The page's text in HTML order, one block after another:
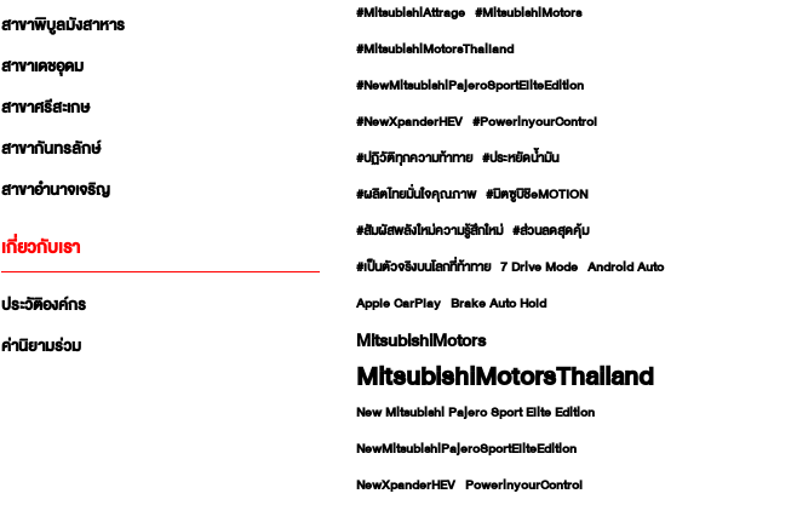
สาขาพิบูลมังสาหาร
สาขาเดชอุดม
สาขาศรีสะเกษ
สาขากันทรลักษ์
สาขาอำนาจเจริญ
เกี่ยวกับเรา
ประวัติองค์กร
ค่านิยามร่วม
#MitsubishiAttrage #MitsubishiMotors
#MitsubishiMotorsThailand
#NewMitsubishiPajeroSportEliteEdition
#NewXpanderHEV #PowerinyourControl
#ปฏิวัติทุกความท้าทาย #ประหยัดน้ำมัน
#ผลิตไทยมั่นใจคุณภาพ #มิตซูบิชิeMOTION
#สัมผัสพลังใหม่ความรู้สึกใหม่ #ส่วนลดสุดคุ้ม
#เป็นตัวจริงบนโลกที่ท้าทาย 7 Drive Mode Android Auto
Apple CarPlay Brake Auto Hold
MitsubishiMotors
MitsubishiMotorsThailand
New Mitsubishi Pajero Sport Elite Edition
NewMitsubishiPajeroSportEliteEdition
NewXpanderHEV PowerinyourControl